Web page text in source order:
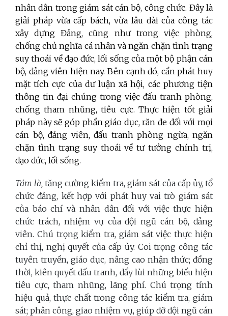
nhân dân trong giám sát cán bộ, công chức. Đây là
giải pháp vừa cấp bách, vừa lâu dài của công tác
xây dựng Đảng, cũng như trong việc phòng,
chống chủ nghĩa cá nhân và ngăn chặn tình trạng
suy thoái về đạo đức, lối sống của một bộ phận cán
bộ, đảng viên hiện nay. Bên cạnh đó, cần phát huy
mặt tích cực của dư luận xã hội, các phương tiện
thông tin đại chúng trong việc đấu tranh phòng,
chống tham nhũng, tiêu cực. Thực hiện tốt giải
pháp này sẽ góp phần giáo dục, răn đe đối với mọi
cán bộ, đảng viên, đấu tranh phòng ngừa, ngăn
chặn tình trạng suy thoái về tư tưởng chính trị,
đạo đức, lối sống.
Tám là, tăng cường kiểm tra, giám sát của cấp ủy, tổ
chức đảng, kết hợp với phát huy vai trò giám sát
của báo chí và nhân dân đối với việc thực hiện
chức trách, nhiệm vụ của đội ngũ cán bộ, đảng
viên. Chú trọng kiểm tra, giám sát việc thực hiện
chỉ thị, nghị quyết của cấp ủy. Coi trọng công tác
tuyên truyền, giáo dục, nâng cao nhận thức; đồng
thời, kiên quyết đấu tranh, đẩy lùi những biểu hiện
tiêu cực, tham nhũng, lãng phí. Chú trọng tính
hiệu quả, thực chất trong công tác kiểm tra, giám
sát; phân công, giao nhiệm vụ, giúp đỡ đội ngũ cán